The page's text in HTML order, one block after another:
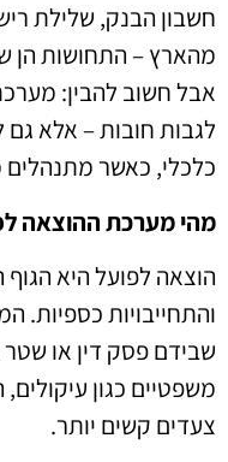
חשבון הבנק, שלילת
מהארץ – התחושות הן
אבל חשוב להבין:
לגבות חובות – אלא
כלכלי, כאשר מתנהלים
מהי מערכת ההוצאה
הוצאה לפועל היא
והתחייבויות
שבידם פסק דין או
משפטיים כגון עיקולים,
צעדים קשים יותר.